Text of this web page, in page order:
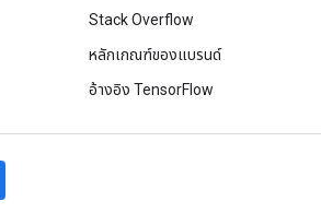
Stack Overflow
หลักเกณฑ์ของแบรนด์
อ้างอิง TensorFlow